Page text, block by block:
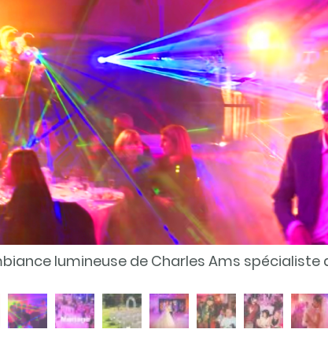
Mixage en live de vos musiques préférées pour votre soirée avec Charles Ams le meilleur Dj 27 pour mariage à 27200 Vernon Département Eure